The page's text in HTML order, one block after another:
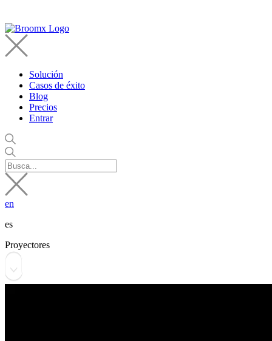
Solución
Casos de éxito
Blog
Precios
Entrar
en
es
Proyectores